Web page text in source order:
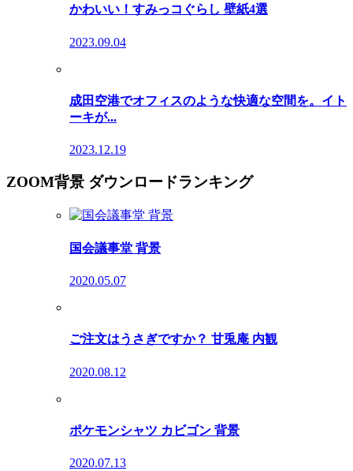
かわいい！すみっコぐらし 壁紙4選
2023.09.04
成田空港でオフィスのような快適な空間を。イト
ーキが...
2023.12.19
ZOOM背景 ダウンロードランキング
国会議事堂 背景
2020.05.07
ご注文はうさぎですか？ 甘兎庵 内観
2020.08.12
ポケモンシャツ カビゴン 背景
2020.07.13